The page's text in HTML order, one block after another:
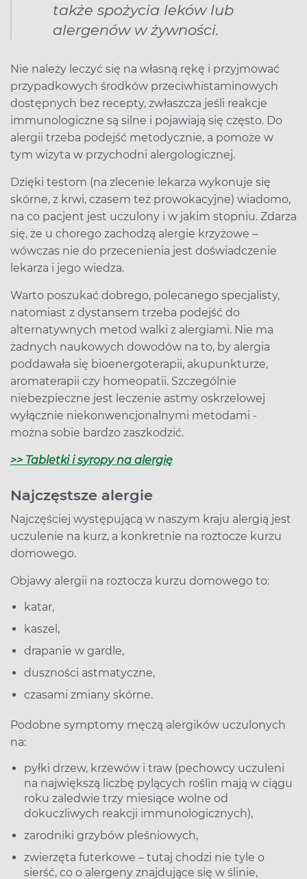
także spożycia leków lub
alergenów w żywności.
Nie należy leczyć się na własną rękę i przyjmować
przypadkowych środków przeciwhistaminowych
dostępnych bez recepty, zwłaszcza jeśli reakcje
immunologiczne są silne i pojawiają się często. Do
alergii trzeba podejść metodycznie, a pomoże w
tym wizyta w przychodni alergologicznej.
Dzięki testom (na zlecenie lekarza wykonuje się
skórne, z krwi, czasem też prowokacyjne) wiadomo,
na co pacjent jest uczulony i w jakim stopniu. Zdarza
się, że u chorego zachodzą alergie krzyżowe –
wówczas nie do przecenienia jest doświadczenie
lekarza i jego wiedza.
Warto poszukać dobrego, polecanego specjalisty,
natomiast z dystansem trzeba podejść do
alternatywnych metod walki z alergiami. Nie ma
żadnych naukowych dowodów na to, by alergia
poddawała się bioenergoterapii, akupunkturze,
aromaterapii czy homeopatii. Szczególnie
niebezpieczne jest leczenie astmy oskrzelowej
wyłącznie niekonwencjonalnymi metodami -
można sobie bardzo zaszkodzić.
>> Tabletki i syropy na alergię
Najczęstsze alergie
Najczęściej występującą w naszym kraju alergią jest
uczulenie na kurz, a konkretnie na roztocze kurzu
domowego.
Objawy alergii na roztocza kurzu domowego to:
katar,
kaszel,
drapanie w gardle,
duszności astmatyczne,
czasami zmiany skórne.
Podobne symptomy męczą alergików uczulonych
na:
pyłki drzew, krzewów i traw (pechowcy uczuleni
na największą liczbę pylących roślin mają w ciągu
roku zaledwie trzy miesiące wolne od
dokuczliwych reakcji immunologicznych),
zarodniki grzybów pleśniowych,
zwierzęta futerkowe – tutaj chodzi nie tyle o
sierść, co o alergeny znajdujące się w ślinie,